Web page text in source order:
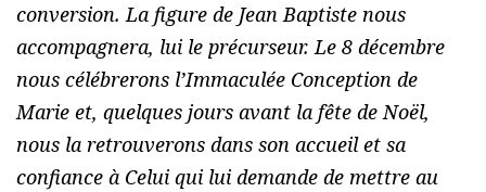
conversion. La figure de Jean Baptiste nous
accompagnera, lui le précurseur. Le 8 décembre
nous célébrerons l’Immaculée Conception de
Marie et, quelques jours avant la fête de Noël,
nous la retrouverons dans son accueil et sa
confiance à Celui qui lui demande de mettre au